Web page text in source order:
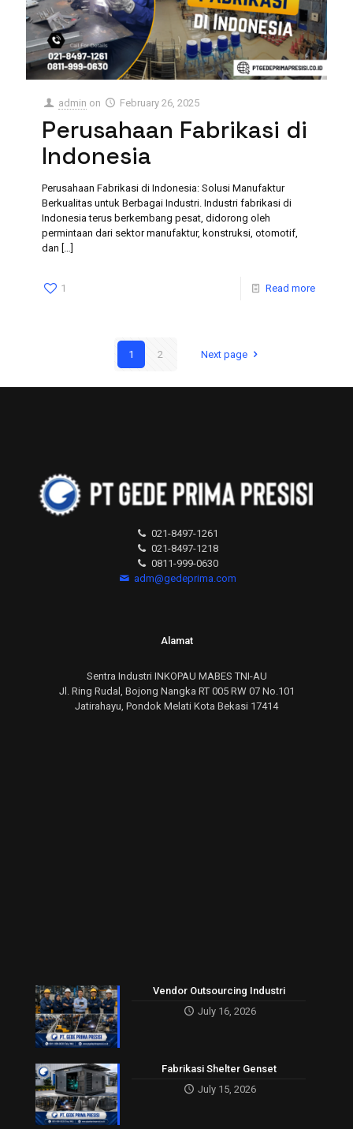
admin on February 26, 2025
Perusahaan Fabrikasi di
Indonesia
Perusahaan Fabrikasi di Indonesia: Solusi Manufaktur
Berkualitas untuk Berbagai Industri. Industri fabrikasi di
Indonesia terus berkembang pesat, didorong oleh
permintaan dari sektor manufaktur, konstruksi, otomotif,
dan […]
1 Read more
1 2 Next page
021-8497-1261
021-8497-1218
0811-999-0630
adm@gedeprima.com
Alamat
Sentra Industri INKOPAU MABES TNI-AU
Jl. Ring Rudal, Bojong Nangka RT 005 RW 07 No.101
Jatirahayu, Pondok Melati Kota Bekasi 17414
Vendor Outsourcing Industri
July 16, 2026
Fabrikasi Shelter Genset
July 15, 2026